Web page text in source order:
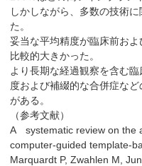
しかしながら、多数の技術
た。
妥当な平均精度が臨床前お
比較的大きかった。
より長期な経過観察を含む
度および補綴的な合併症な
がある。
（参考文献）
A systematic review on the
computer-guided template-
Marquardt P, Zwahlen M,